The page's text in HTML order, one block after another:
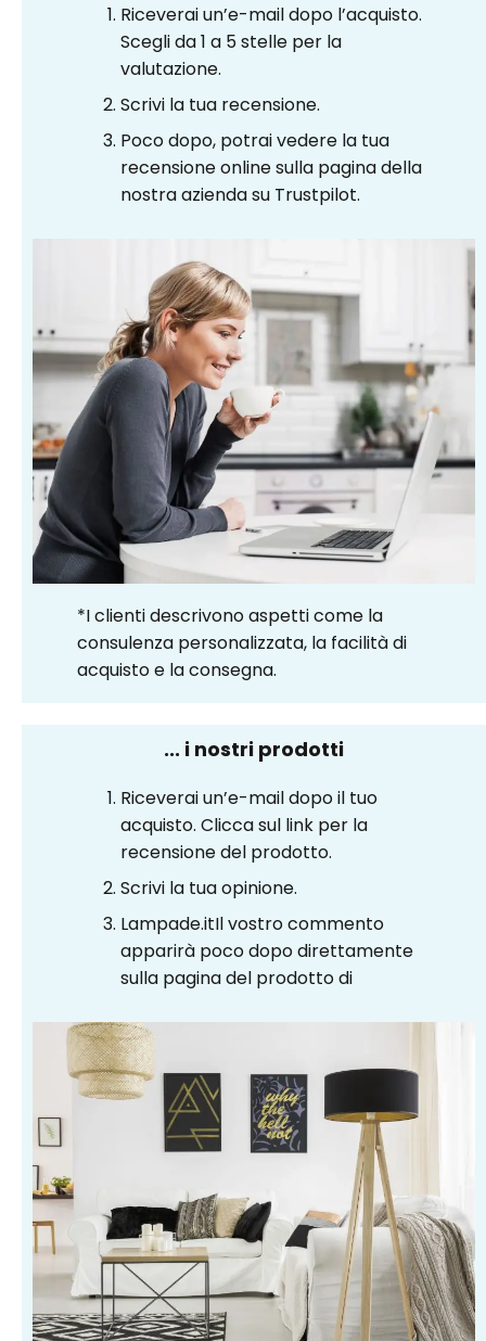
Riceverai un’e-mail dopo l’acquisto.
Scegli da 1 a 5 stelle per la
valutazione.
Scrivi la tua recensione.
Poco dopo, potrai vedere la tua
recensione online sulla pagina della
nostra azienda su Trustpilot.
*I clienti descrivono aspetti come la
consulenza personalizzata, la facilità di
acquisto e la consegna.
... i nostri prodotti
Riceverai un’e-mail dopo il tuo
acquisto. Clicca sul link per la
recensione del prodotto.
Scrivi la tua opinione.
Lampade.itIl vostro commento
apparirà poco dopo direttamente
sulla pagina del prodotto di